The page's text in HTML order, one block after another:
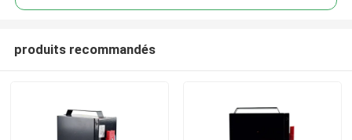
produits recommandés